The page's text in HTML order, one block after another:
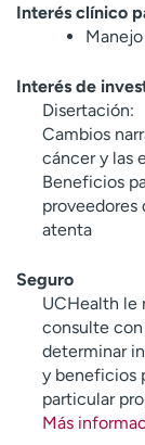
Interés clínico
Interés de
Disertación:
Cambios
cáncer y las
Beneficios
proveedores
atenta
Seguro
UCHealth le
consulte con
determinar
y beneficios
particular
Más